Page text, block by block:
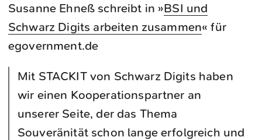
Susanne Ehneß schreibt in »BSI und
Schwarz Digits arbeiten zusammen« für
egovernment.de
Mit STACKIT von Schwarz Digits haben
wir einen Kooperationspartner an
unserer Seite, der das Thema
Souveränität schon lange erfolgreich und